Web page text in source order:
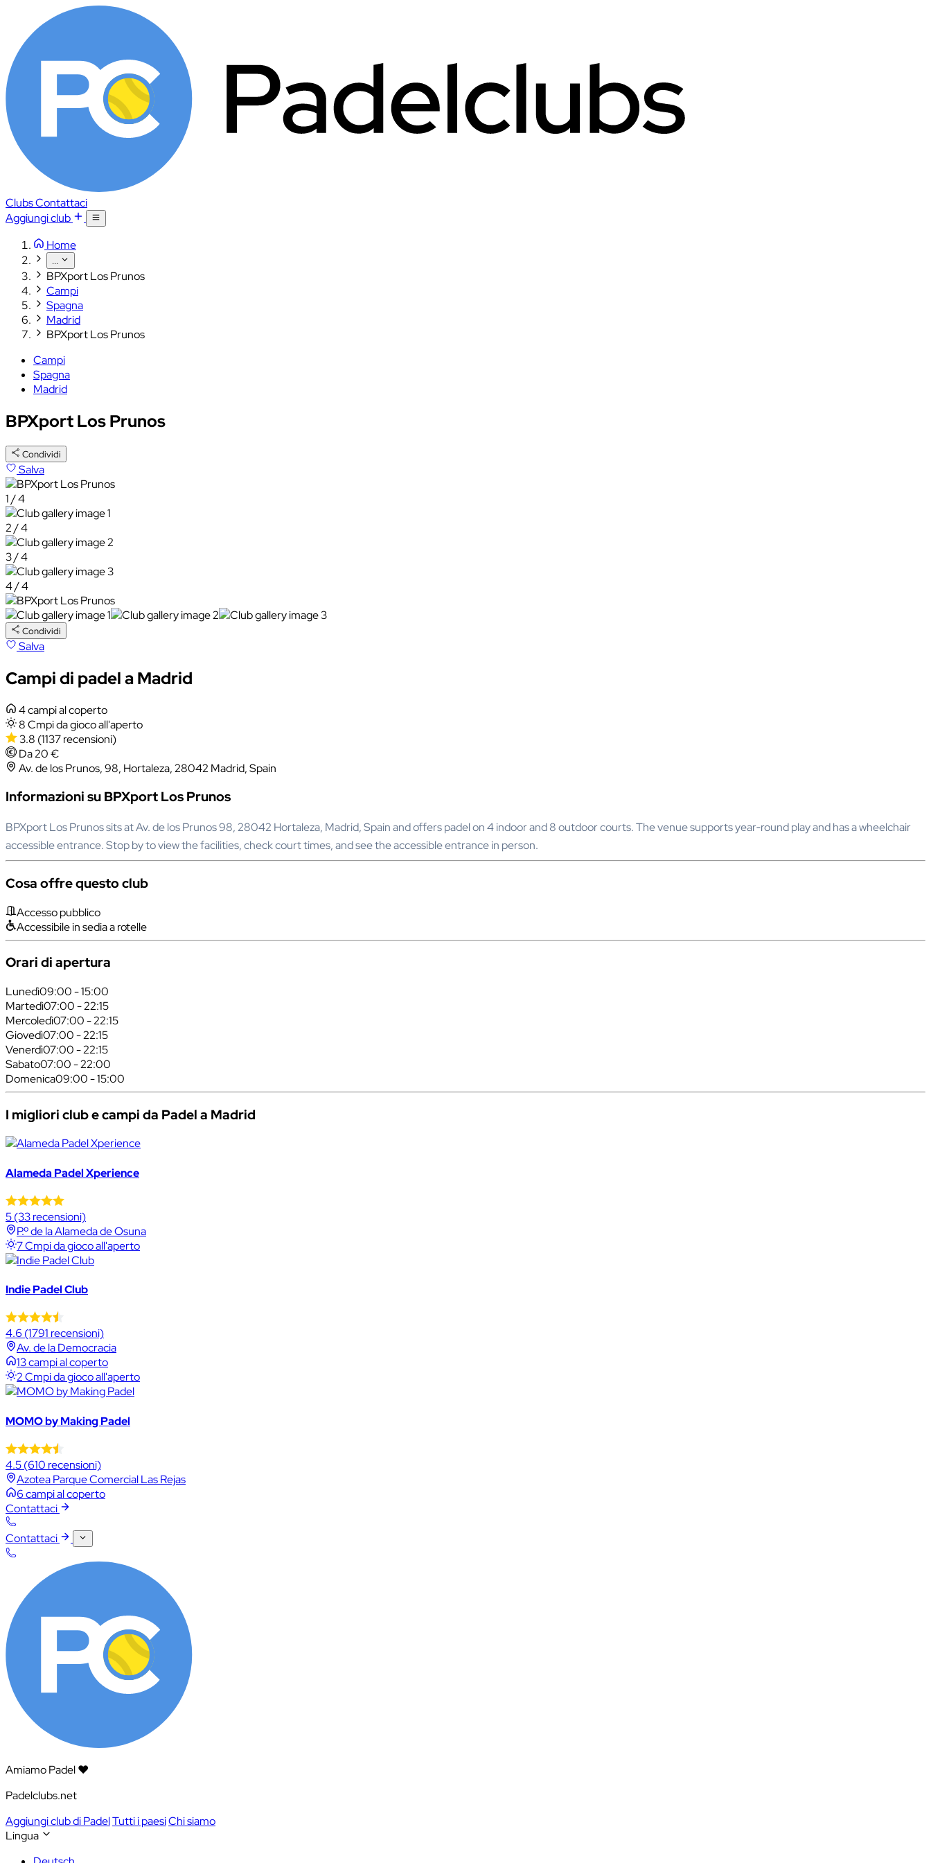
ClubsContattaci
Aggiungi club
Home
...
BPXport Los Prunos
Campi
Spagna
Madrid
BPXport Los Prunos
Campi
Spagna
Madrid
BPXport Los Prunos
Condividi
Salva
1 / 4
2 / 4
3 / 4
4 / 4
Condividi
Salva
Campi di padel a Madrid
4 campi al coperto
8 Cmpi da gioco all'aperto
3.8 (1137 recensioni)
Da 20 €
Av. de los Prunos, 98, Hortaleza, 28042 Madrid, Spain
Informazioni su BPXport Los Prunos
BPXport Los Prunos sits at Av. de los Prunos 98, 28042 Hortaleza, Madrid, Spain and offers padel on 4 indoor and 8 outdoor courts. The venue supports year‑round play and has a wheelchair
accessible entrance. Stop by to view the facilities, check court times, and see the accessible entrance in person.
Cosa offre questo club
Accesso pubblico
Accessibile in sedia a rotelle
Orari di apertura
Lunedì09:00 - 15:00
Martedì07:00 - 22:15
Mercoledì07:00 - 22:15
Giovedì07:00 - 22:15
Venerdì07:00 - 22:15
Sabato07:00 - 22:00
Domenica09:00 - 15:00
I migliori club e campi da Padel a Madrid
Alameda Padel Xperience
5(33 recensioni)
P.º de la Alameda de Osuna
7 Cmpi da gioco all'aperto
Indie Padel Club
4.6 (1791 recensioni)
Av. de la Democracia
13 campi al coperto
2 Cmpi da gioco all'aperto
MOMO by Making Padel
4.5(610 recensioni)
Azotea Parque Comercial Las Rejas
6 campi al coperto
Contattaci
Contattaci
Amiamo Padel ❤️
Padelclubs.net
Aggiungi club di PadelTutti i paesiChi siamo
Lingua